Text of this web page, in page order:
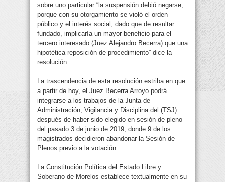
sobre uno particular “la suspensión debió negarse,
porque con su otorgamiento se violó el orden
público y el interés social, dado que de resultar
fundado, implicaría un mayor beneficio para el
tercero interesado (Juez Alejandro Becerra) que una
hipotética reposición de procedimiento” dice la
resolución.
La trascendencia de esta resolución estriba en que
a partir de hoy, el Juez Becerra Arroyo podrá
integrarse a los trabajos de la Junta de
Administración, Vigilancia y Disciplina del (TSJ)
después de haber sido elegido en sesión de pleno
del pasado 3 de junio de 2019, donde 9 de los
magistrados decidieron abandonar la Sesión de
Plenos previo a la votación.
La Constitución Política del Estado Libre y
Soberano de Morelos establece textualmente en su